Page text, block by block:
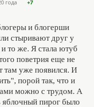
года +7
и блогерши
стыривают друг у
то же. Я стала ютуб
поветрия еще не
там уже появился. И
порой так, что и
можно с трудом. А
яблочный пирог было